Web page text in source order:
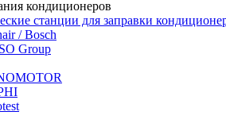
станции для заправки
/ Bosch
Group